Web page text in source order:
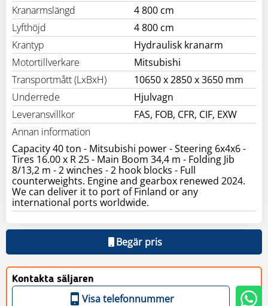
Kranarmslängd
4 800 cm
Lyfthöjd
4 800 cm
Krantyp
Hydraulisk kranarm
Motortillverkare
Mitsubishi
Transportmått (LxBxH)
10650 x 2850 x 3650 mm
Underrede
Hjulvagn
Leveransvillkor
FAS, FOB, CFR, CIF, EXW
Annan information
Capacity 40 ton - Mitsubishi power - Steering 6x4x6 -
Tires 16.00 x R 25 - Main Boom 34,4 m - Folding Jib
8/13,2 m - 2 winches - 2 hook blocks - Full
counterweights. Engine and gearbox renewed 2024.
We can deliver it to port of Finland or any
international ports worldwide.
Begär pris
Kontakta säljaren
Visa telefonnummer